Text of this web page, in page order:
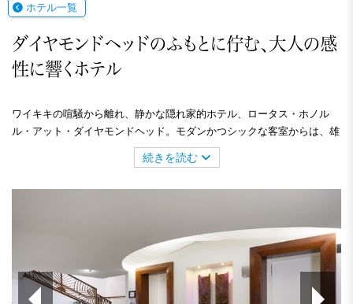
ホテル一覧
ダイヤモンドヘッドのふもとに佇む、大人の感
性に響くホテル
ワイキキの喧騒から離れ、静かな隠れ家的ホテル、ロータス・ホノル
ル・アット・ダイヤモンドヘッド。モダンかつシックな客室からは、雄
大なダイヤモンドヘッドや緑美しいカピオラニの公園の素晴らしい自然
の景色をご覧いただけます。また、ホテルではテニスラケットや自転
続きを読む